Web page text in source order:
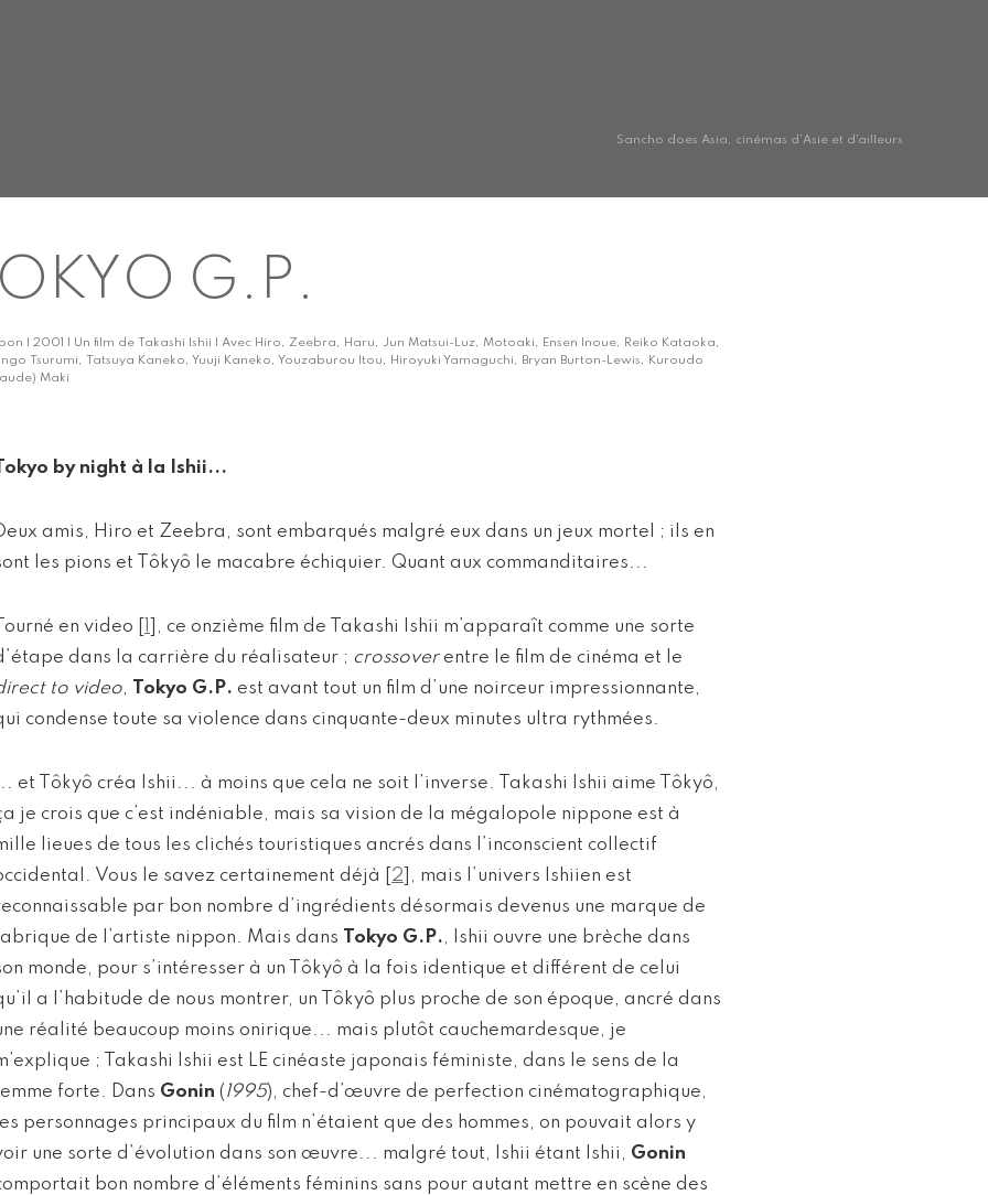
Sancho does Asia, cinémas d'Asie et d'ailleurs
G.P.
| 2001 | Un film de Takashi Ishii | Avec Hiro, Zeebra, Haru, Jun Matsui-Luz, Motoaki, Ensen Inoue, Reiko Kataoka,
Tsurumi, Tatsuya Kaneko, Yuuji Kaneko, Youzaburou Itou, Hiroyuki Yamaguchi, Bryan Burton-Lewis, Kuroudo
Maki
by night à la Ishii...
amis, Hiro et Zeebra, sont embarqués malgré eux dans un jeux mortel ; ils en
les pions et Tôkyô le macabre échiquier. Quant aux commanditaires...
en video
, ce onzième film de Takashi Ishii m’apparaît comme une sorte
dans la carrière du réalisateur ; crossoverentre le film de cinéma et le
to video, Tokyo G.P. est avant tout un film d’une noirceur impressionnante,
condense toute sa violence dans cinquante-deux minutes ultra rythmées.
et Tôkyô créa Ishii... à moins que cela ne soit l’inverse. Takashi Ishii aime Tôkyô,
je crois que c’est indéniable, mais sa vision de la mégalopole nippone est à
lieues de tous les clichés touristiques ancrés dans l’inconscient collectif
Vous le savez certainement déjà
2 , mais l’univers Ishiien est
par bon nombre d’ingrédients désormais devenus une marque de
de l’artiste nippon. Mais dans
Tokyo G.P., Ishii ouvre une brèche dans
monde, pour s’intéresser à un Tôkyô à la fois identique et différent de celui
a l’habitude de nous montrer, un Tôkyô plus proche de son époque, ancré dans
réalité beaucoup moins onirique... mais plutôt cauchemardesque, je
; Takashi Ishii est LE cinéaste japonais féministe, dans le sens de la
forte. Dans Gonin (1995), chef-d’œuvre de perfection cinématographique,
personnages principaux du film n’étaient que des hommes, on pouvait alors y
une sorte d’évolution dans son œuvre... malgré tout, Ishii étant Ishii, Gonin
bon nombre d’éléments féminins sans pour autant mettre en scène des